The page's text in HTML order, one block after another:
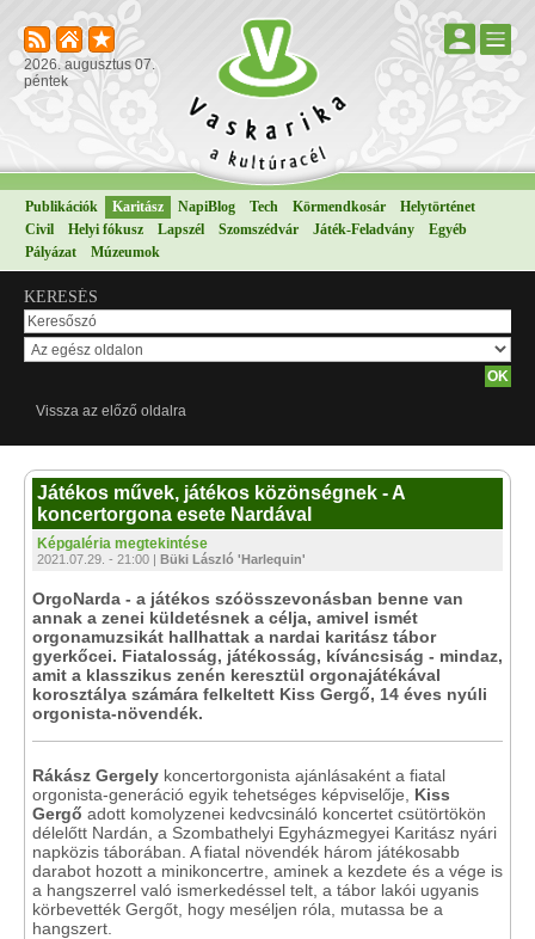
2026. augusztus 07.
péntek
Publikációk Karitász NapiBlog Tech Körmendkosár
Helytörténet
Civil
Helyi fókusz Lapszél Szomszédvár Játék-Feladvány
Egyéb
Pályázat
Múzeumok
KERESÉS
Vissza az előző oldalra
Játékos művek, játékos közönségnek - A
koncertorgona esete Nardával
Képgaléria megtekintése
2021.07.29. - 21:00 | Büki László 'Harlequin'
OrgoNarda - a játékos szóösszevonásban benne van
annak a zenei küldetésnek a célja, amivel ismét
orgonamuzsikát hallhattak a nardai karitász tábor
gyerkőcei. Fiatalosság, játékosság, kíváncsiság - mindaz,
amit a klasszikus zenén keresztül orgonajátékával
korosztálya számára felkeltett Kiss Gergő, 14 éves nyúli
orgonista-növendék.
Rákász Gergely koncertorgonista ajánlásaként a fiatal
orgonista-generáció egyik tehetséges képviselője, Kiss
Gergő adott komolyzenei kedvcsináló koncertet csütörtökön
délelőtt Nardán, a Szombathelyi Egyházmegyei Karitász nyári
napközis táborában. A fiatal növendék három játékosabb
darabot hozott a minikoncertre, aminek a kezdete és a vége is
a hangszerrel való ismerkedéssel telt, a tábor lakói ugyanis
körbevették Gergőt, hogy meséljen róla, mutassa be a
hangszert.